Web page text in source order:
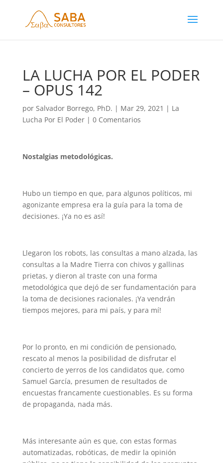
LA LUCHA POR EL PODER
– OPUS 142
por Salvador Borrego, PhD. | Mar 29, 2021 | La
Lucha Por El Poder| 0 Comentarios
Nostalgias metodológicas.
Hubo un tiempo en que, para algunos políticos, mi
agonizante empresa era la guía para la toma de
decisiones. ¡Ya no es así!
Llegaron los robots, las consultas a mano alzada, las
consultas a la Madre Tierra con chivos y gallinas
prietas, y dieron al traste con una forma
metodológica que dejó de ser fundamentación para
la toma de decisiones racionales. ¡Ya vendrán
tiempos mejores, para mi país, y para mí!
Por lo pronto, en mi condición de pensionado,
rescato al menos la posibilidad de disfrutar el
concierto de yerros de los candidatos que, como
Samuel García, presumen de resultados de
encuestas francamente cuestionables. Es su forma
de propaganda, nada más.
Más interesante aún es que, con estas formas
automatizadas, robóticas, de medir la opinión